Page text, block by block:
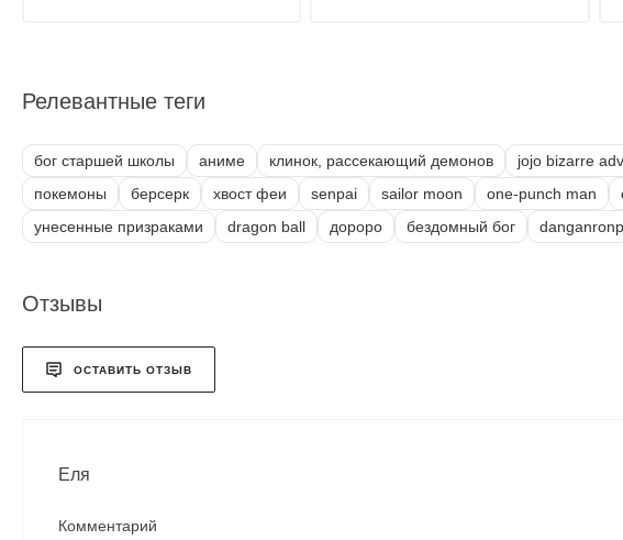
Релевантные теги
бог старшей школы аниме клинок, рассекающий демонов jojo bizarre
покемоны
берсерк хвост феи senpai sailor moon one-punch man
унесенные призраками
dragon ball дороро бездомный бог
Отзывы
ОСТАВИТЬ ОТЗЫВ
Еля
Комментарий